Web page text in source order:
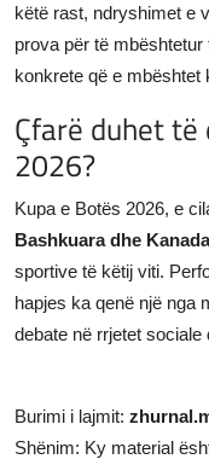
këtë rast, ndryshimet e
prova për të
konkrete që e mbështet
Çfarë duhet të
2026?
Kupa e Botës 2026, e
Bashkuara dhe Kanada
sportive të këtij viti.
hapjes ka qenë një nga
debate në rrjetet sociale
Burimi i lajmit:
Shënim: Ky material